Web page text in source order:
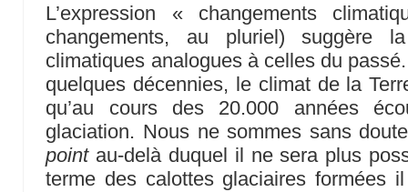
L’expression « changements
changements, au pluriel) suggère
climatiques analogues à celles du
quelques décennies, le climat de la
qu’au cours des 20.000 années
glaciation. Nous ne sommes sans
pointau-delà duquel il ne sera plus
terme des calottes glaciaires formées